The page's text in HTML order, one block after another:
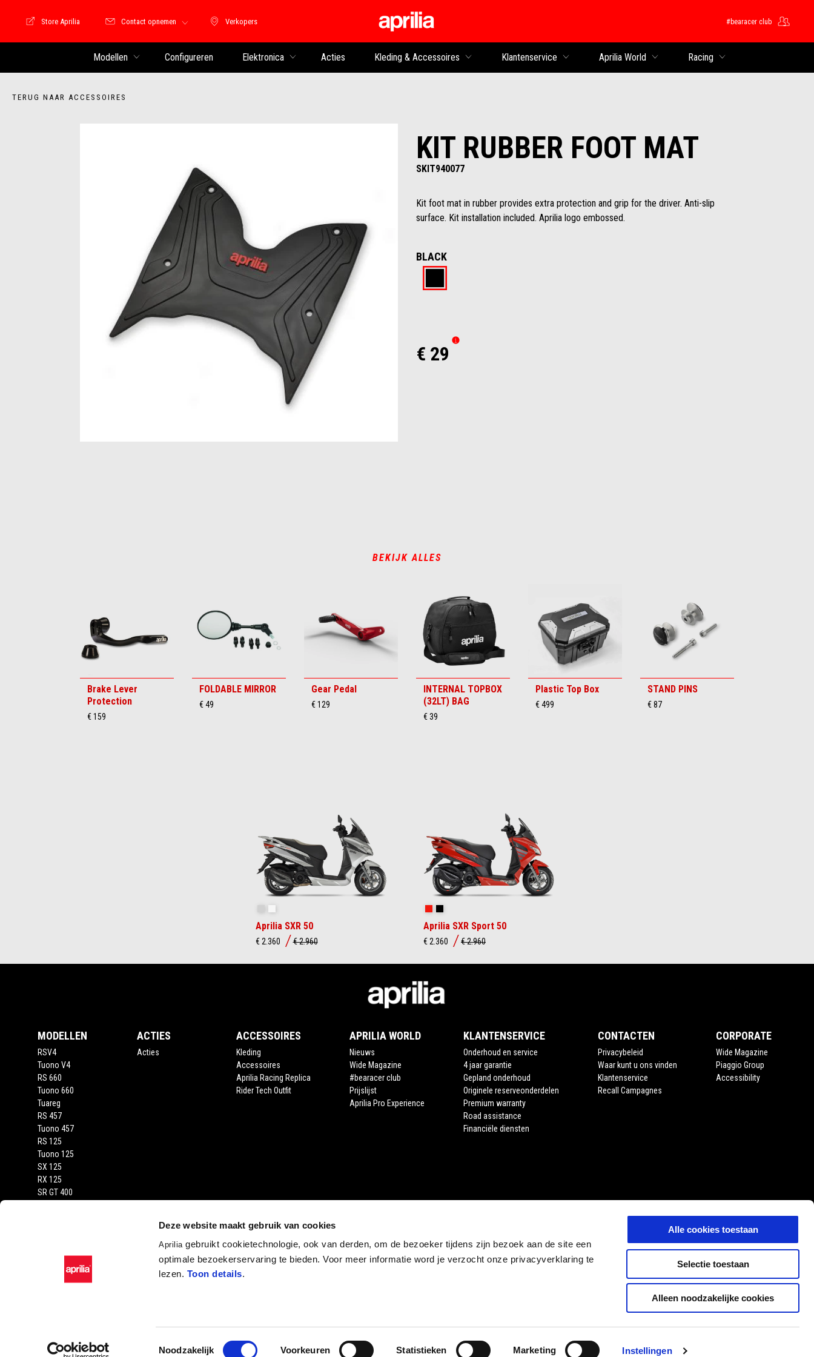
Deze website maakt gebruik van cookies
Apriliagebruikt cookietechnologie, ook van derden, om de bezoeker tijdens zijn bezoek aan de site een
optimale bezoekerservaring te bieden. Voor meer informatie word je verzocht onze privacyverklaring te
lezen. Toon details.
Toestemmingsselectie
Noodzakelijk Voorkeuren Statistieken Marketing Instellingen
Alle cookies toestaan
Selectie toestaan
Alleen noodzakelijke cookies
Verkopers
Verkopers
Store Motoguzzi
Store Aprilia Contact opnemen #bearacer club
Modellen Configureren Elektronica Acties Kleding & Accessoires Klantenservice Aprilia World Racing
TERUG NAAR ACCESSOIRES
KIT RUBBER FOOT MAT
SKIT940077
Kit foot mat in rubber provides extra protection and grip for the driver. Anti-slip
surface. Kit installation included. Aprilia logo embossed.
BLACK
€ 29
BEKIJK ALLES
Brake Lever
Protection
€ 159
FOLDABLE MIRROR
€ 49
Gear Pedal
€ 129
INTERNAL TOPBOX
(32LT) BAG
€ 39
Plastic Top Box
€ 499
STAND PINS
€ 87
Aprilia SXR 50
€ 2.360 € 2.960
Aprilia SXR Sport 50
€ 2.360 € 2.960
MODELLEN
RSV4
Tuono V4
RS 660
Tuono 660
Tuareg
RS 457
Tuono 457
RS 125
Tuono 125
SX 125
RX 125
SR GT 400
ACTIES
Acties
ACCESSOIRES
Kleding
Accessoires
Aprilia Racing Replica
Rider Tech Outfit
APRILIA WORLD
Nieuws
Wide Magazine
#bearacer club
Prijslijst
Aprilia Pro Experience
KLANTENSERVICE
Onderhoud en service
4 jaar garantie
Gepland onderhoud
Originele reserveonderdelen
Premium warranty
Road assistance
Financiële diensten
CONTACTEN
Privacybeleid
Waar kunt u ons vinden
Klantenservice
Recall Campagnes
CORPORATE
Wide Magazine
Piaggio Group
Accessibility
STORE APRILIA